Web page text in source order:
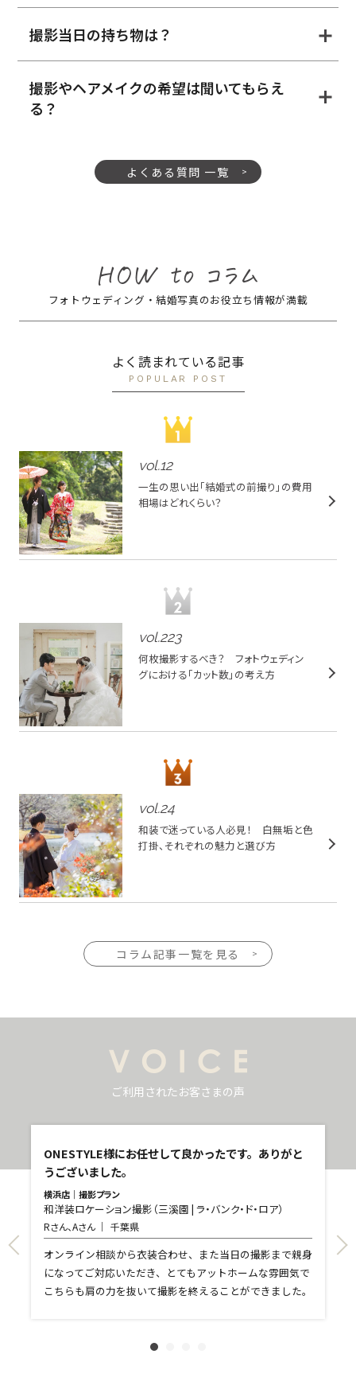
撮影当日の持ち物は？
撮影やヘアメイクの希望は聞いてもらえ
る？
よくある質問 一覧
フォトウェディング・結婚写真のお役立ち情報が満載
よく読まれている記事
POPULAR POST
vol.12
一生の思い出「結婚式の前撮り」の費用
相場はどれくらい？
vol.223
何枚撮影するべき？ フォトウェディン
グにおける「カット数」の考え方
vol.24
和装で迷っている人必見！ 白無垢と色
打掛、それぞれの魅力と選び方
コラム記事一覧を見る
ご利用されたお客さまの声
ONESTYLE様にお任せして良かったです。ありがと
うございました。
横浜店｜撮影プラン
和洋装ロケーション撮影（三溪園 | ラ・バンク・ド・ロア）
Rさん、Aさん 千葉県
オンライン相談から衣装合わせ、また当日の撮影まで親身
になってご対応いただき、とてもアットホームな雰囲気で
こちらも肩の力を抜いて撮影を終えることができました。
T